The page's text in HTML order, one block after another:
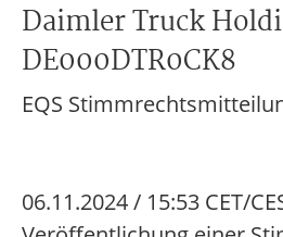
Daimler Truck
DE000DTR0CK8
EQS
06.11.2024 / 15:53 CET/